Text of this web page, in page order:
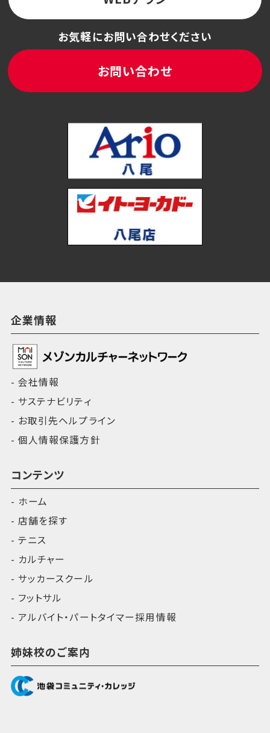
お気軽にお問い合わせください
お問い合わせ
企業情報
会社情報
サステナビリティ
お取引先ヘルプライン
個人情報保護方針
コンテンツ
ホーム
店舗を探す
テニス
カルチャー
サッカースクール
フットサル
アルバイト・パートタイマー採用情報
姉妹校のご案内